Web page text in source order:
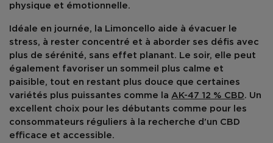
physique et émotionnelle.
Idéale en journée, la Limoncello aide à évacuer le
stress, à rester concentré et à aborder ses défis avec
plus de sérénité, sans effet planant. Le soir, elle peut
également favoriser un sommeil plus calme et
paisible, tout en restant plus douce que certaines
variétés plus puissantes comme la AK-47 12 % CBD. Un
excellent choix pour les débutants comme pour les
consommateurs réguliers à la recherche d’un CBD
efficace et accessible.